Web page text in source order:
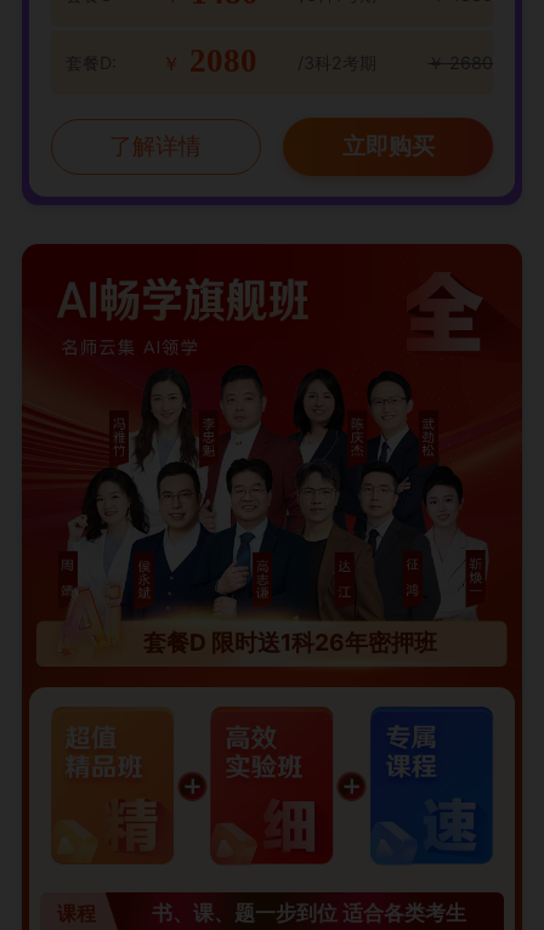
套餐D: ￥ 2080 /3科2考期 ￥2680
了解详情 立即购买
套餐D 限时送1科26年密押班
课程 书、课、题一步到位 适合各类考生